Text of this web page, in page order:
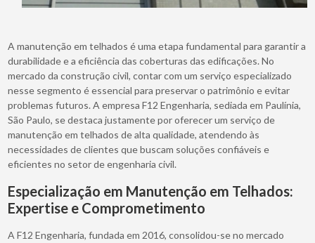
A manutenção em telhados é uma etapa fundamental para garantir a
durabilidade e a eficiência das coberturas das edificações. No
mercado da construção civil, contar com um serviço especializado
nesse segmento é essencial para preservar o patrimônio e evitar
problemas futuros. A empresa F12 Engenharia, sediada em Paulínia,
São Paulo, se destaca justamente por oferecer um serviço de
manutenção em telhados de alta qualidade, atendendo às
necessidades de clientes que buscam soluções confiáveis e
eficientes no setor de engenharia civil.
Especialização em Manutenção em Telhados:
Expertise e Comprometimento
A F12 Engenharia, fundada em 2016, consolidou-se no mercado